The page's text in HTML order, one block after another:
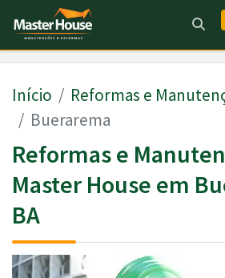
Início Reformas e
Buerarema
Reformas e
Master House em
BA